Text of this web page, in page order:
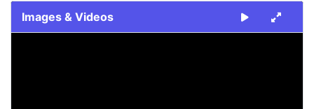
Images & Videos